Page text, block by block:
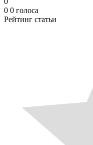
0 0 голоса
Рейтинг статьи